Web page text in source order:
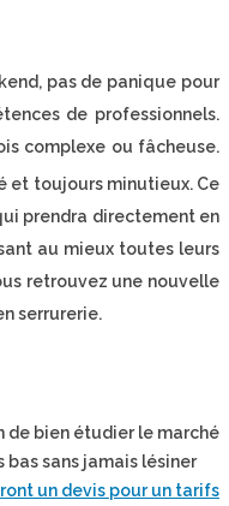
pas de panique pour
de professionnels.
complexe ou fâcheuse.
et toujours minutieux. Ce
prendra directement en
au mieux toutes leurs
retrouvez une nouvelle
serrurerie.
de bien étudier le marché
sans jamais lésiner
un devis pour un tarifs